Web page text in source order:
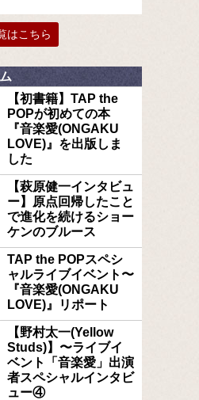
はこちら
【初書籍】TAP the
POPが初めての本
『音楽愛(ONGAKU
LOVE)』を出版しま
した
【萩原健一インタビュ
ー】原点回帰したこと
で進化を続けるショー
ケンのブルース
TAP the POPスペシ
ャルライブイベント〜
『音楽愛(ONGAKU
LOVE)』リポート
【野村太一(Yellow
Studs)】〜ライブイ
ベント「音楽愛」出演
者スペシャルインタビ
ュー④